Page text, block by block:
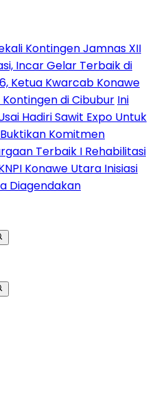
Kontingen Jamnas XII
Incar Gelar Terbaik di
Ketua Kwarcab Konawe
di Cibubur Ini
Hadiri Sawit Expo Untuk
Buktikan Komitmen
Terbaik I Rehabilitasi
Konawe Utara Inisiasi
Diagendakan